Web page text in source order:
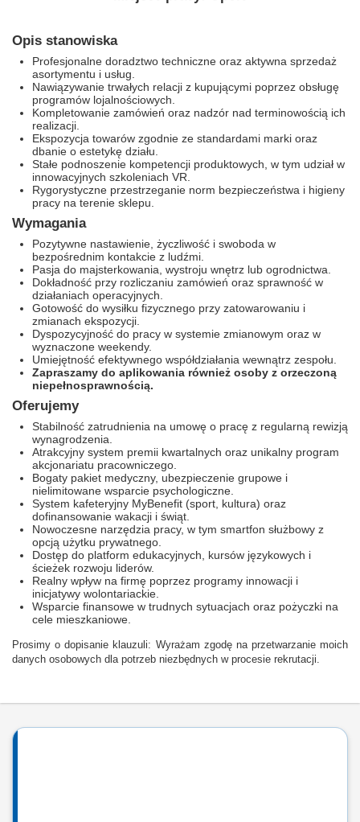
Opis stanowiska
Profesjonalne doradztwo techniczne oraz aktywna sprzedaż
asortymentu i usług.
Nawiązywanie trwałych relacji z kupującymi poprzez obsługę
programów lojalnościowych.
Kompletowanie zamówień oraz nadzór nad terminowością ich
realizacji.
Ekspozycja towarów zgodnie ze standardami marki oraz
dbanie o estetykę działu.
Stałe podnoszenie kompetencji produktowych, w tym udział w
innowacyjnych szkoleniach VR.
Rygorystyczne przestrzeganie norm bezpieczeństwa i higieny
pracy na terenie sklepu.
Wymagania
Pozytywne nastawienie, życzliwość i swoboda w
bezpośrednim kontakcie z ludźmi.
Pasja do majsterkowania, wystroju wnętrz lub ogrodnictwa.
Dokładność przy rozliczaniu zamówień oraz sprawność w
działaniach operacyjnych.
Gotowość do wysiłku fizycznego przy zatowarowaniu i
zmianach ekspozycji.
Dyspozycyjność do pracy w systemie zmianowym oraz w
wyznaczone weekendy.
Umiejętność efektywnego współdziałania wewnątrz zespołu.
Zapraszamy do aplikowania również osoby z orzeczoną
niepełnosprawnością.
Oferujemy
Stabilność zatrudnienia na umowę o pracę z regularną rewizją
wynagrodzenia.
Atrakcyjny system premii kwartalnych oraz unikalny program
akcjonariatu pracowniczego.
Bogaty pakiet medyczny, ubezpieczenie grupowe i
nielimitowane wsparcie psychologiczne.
System kafeteryjny MyBenefit (sport, kultura) oraz
dofinansowanie wakacji i świąt.
Nowoczesne narzędzia pracy, w tym smartfon służbowy z
opcją użytku prywatnego.
Dostęp do platform edukacyjnych, kursów językowych i
ścieżek rozwoju liderów.
Realny wpływ na firmę poprzez programy innowacji i
inicjatywy wolontariackie.
Wsparcie finansowe w trudnych sytuacjach oraz pożyczki na
cele mieszkaniowe.
Prosimy o dopisanie klauzuli: Wyrażam zgodę na przetwarzanie moich
danych osobowych dla potrzeb niezbędnych w procesie rekrutacji.